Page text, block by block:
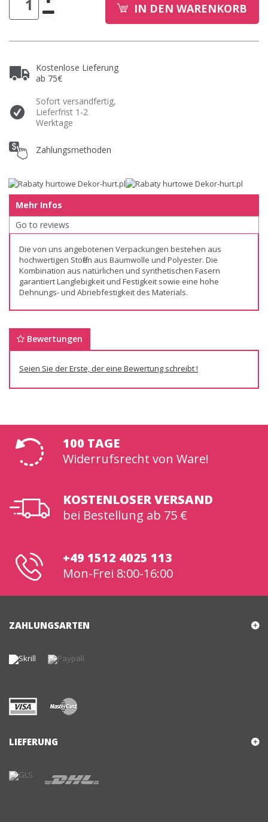
IN DEN WARENKORB
Kostenlose Lieferung
ab 75€
Sofort versandfertig,
Lieferfrist 1-2
Werktage
Zahlungsmethoden
Mehr Infos
Go to reviews
Die von uns angebotenen Verpackungen bestehen aus
hochwertigen Stoffen aus Baumwolle und Polyester. Die
Kombination aus natürlichen und synthetischen Fasern
garantiert Langlebigkeit und Festigkeit sowie eine hohe
Dehnungs- und Abriebfestigkeit des Materials.
Bewertungen
Seien Sie der Erste, der eine Bewertung schreibt !
100 TAGE
Widerrufsrecht von Ware!
KOSTENLOSER VERSAND
bei Bestellung ab 75 €
+49 1512 4025 113
Mon-Frei 8:00-16:00
ZAHLUNGSARTEN
LIEFERUNG